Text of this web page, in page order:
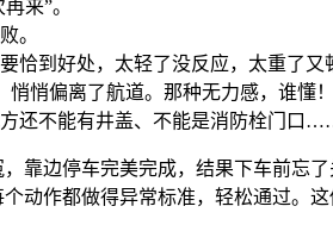
来”。
。
恰到好处，太轻了没反应，太重了又
悄悄偏离了航道。那种无力感，谁懂
方还不能有井盖、不能是消防栓门口
靠边停车完美完成，结果下车前忘
动作都做得异常标准，轻松通过。这